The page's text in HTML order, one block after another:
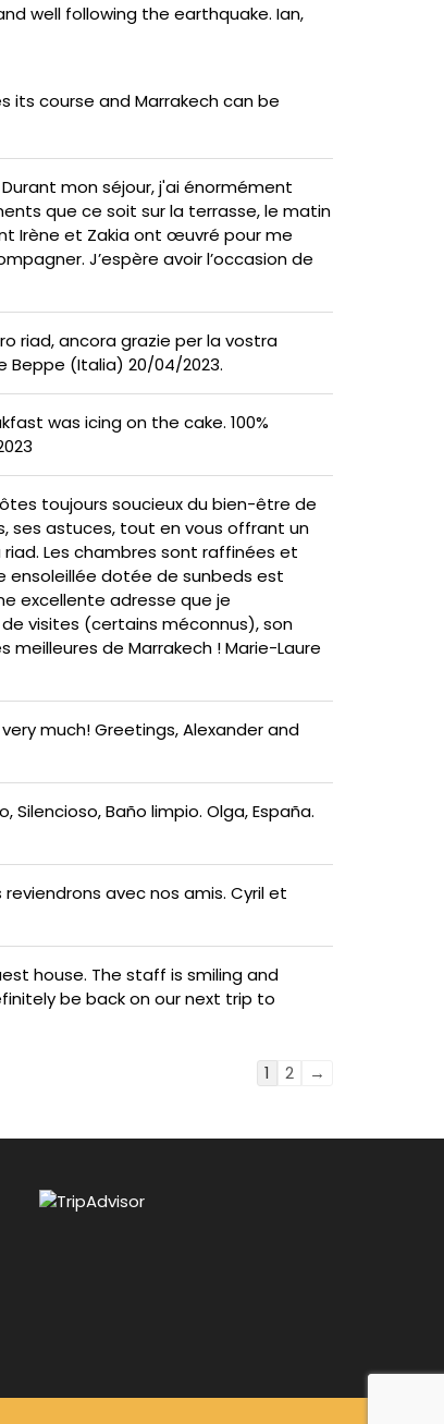
well following the earthquake. Ian,
its course and Marrakech can be
mon séjour, j'ai énormément
que ce soit sur la terrasse, le matin
Irène et Zakia ont œuvré pour me
J’espère avoir l’occasion de
riad, ancora grazie per la vostra
Beppe (Italia) 20/04/2023.
was icing on the cake. 100%
toujours soucieux du bien-être de
ses astuces, tout en vous offrant un
Les chambres sont raffinées et
ensoleillée dotée de sunbeds est
excellente adresse que je
visites (certains méconnus), son
de Marrakech ! Marie-Laure
much! Greetings, Alexander and
Baño limpio. Olga, España.
avec nos amis. Cyril et
house. The staff is smiling and
be back on our next trip to
Guestbook
1 2 →